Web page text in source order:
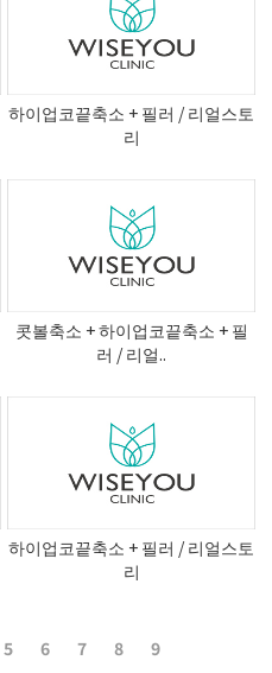
하이업코끝축소 + 필러 / 리얼스토
리
콧볼축소 + 하이업코끝축소 + 필
러 / 리얼..
하이업코끝축소 + 필러 / 리얼스토
리
5 6 7 8 9